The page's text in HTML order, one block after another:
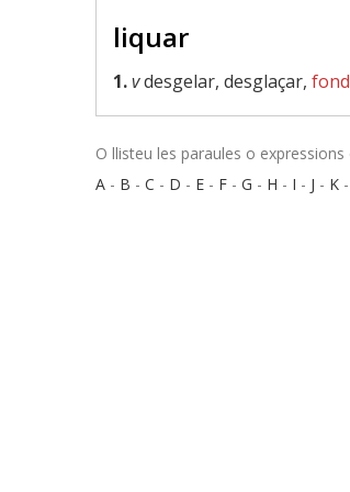
liquar
1.vdesgelar, desglaçar,
O llisteu les paraules o
A - B - C - D - E - F - G - H - I - J - K -